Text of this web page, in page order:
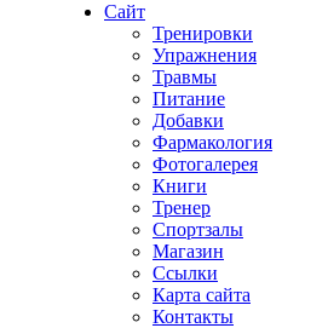
Сайт
Тренировки
Упражнения
Травмы
Питание
Добавки
Фармакология
Фотогалерея
Книги
Тренер
Спортзалы
Магазин
Ссылки
Карта сайта
Контакты